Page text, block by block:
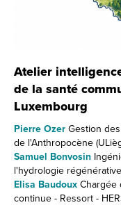
Atelier
de la santé
Luxembourg
Pierre Ozer Gestion
de l'Anthropocène
Samuel Bonvosin
l'hydrologie régénérative
Elisa Baudoux Chargée
continue - Ressort -